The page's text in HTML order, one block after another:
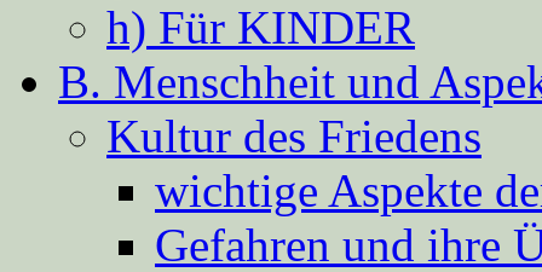
h) Für KINDER
B. Menschheit und
Kultur des Friedens
wichtige Aspekte
Gefahren und ihre